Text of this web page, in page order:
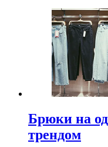
Брюки на
трендом